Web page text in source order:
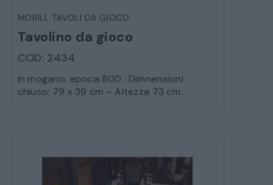
STILI ED ESPOSIZIONE
STRUMENTI MUSICALI
MOBILI, TAVOLI DA GIOCO
Tavolino da gioco
COD: 2434
in mogano, epoca 800 . Dimnensioni
chiuso: 79 x 39 cm – Altezza 73 cm...